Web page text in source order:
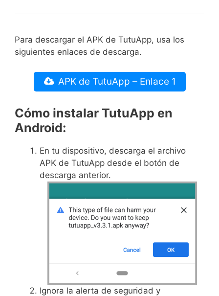
Para descargar el APK de TutuApp, usa los
siguientes enlaces de descarga.
APK de TutuApp – Enlace 1
Cómo instalar TutuApp en
Android:
En tu dispositivo, descarga el archivo
APK de TutuApp desde el botón de
descarga anterior.
Ignora la alerta de seguridad y